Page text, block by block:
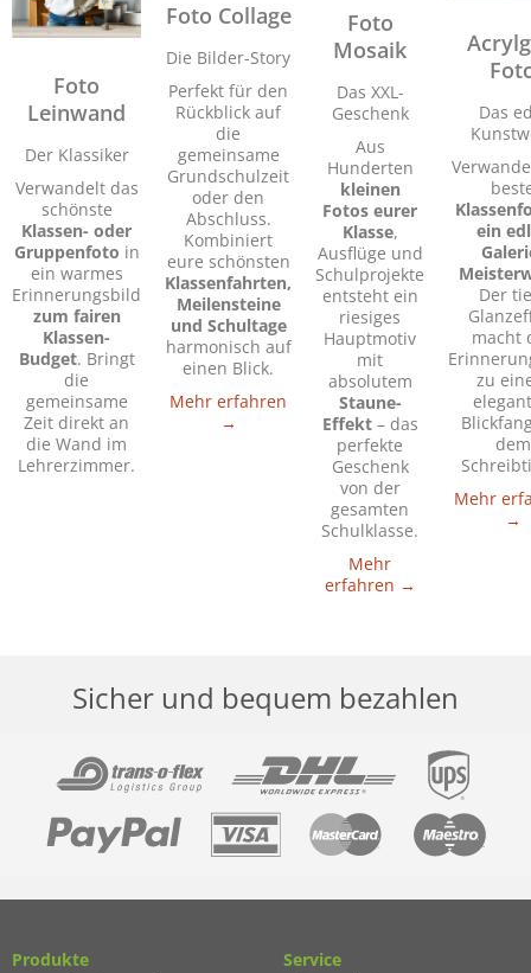
Foto
Leinwand
Der Klassiker
Verwandelt das
schönste
Klassen- oder
Gruppenfoto in
ein warmes
Erinnerungsbild
zum fairen
Klassen-
Budget. Bringt
die
gemeinsame
Zeit direkt an
die Wand im
Lehrerzimmer.
Foto Collage
Die Bilder-Story
Perfekt für den
Rückblick auf
die
gemeinsame
Grundschulzeit
oder den
Abschluss.
Kombiniert
eure schönsten
Klassenfahrten,
Meilensteine
und Schultage
harmonisch auf
einen Blick.
Mehr erfahren
→
Foto
Mosaik
Das XXL-
Geschenk
Aus
Hunderten
kleinen
Fotos eurer
Klasse,
Ausflüge und
Schulprojekte
entsteht ein
riesiges
Hauptmotiv
mit
absolutem
Staune-
Effekt– das
perfekte
Geschenk
von der
gesamten
Schulklasse.
Mehr
erfahren →
Das
ein
Der
macht
zu
dem
Mehr
→
Sicher und bequem bezahlen
Produkte
Service